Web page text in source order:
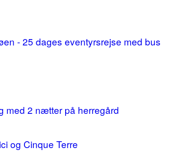
- 25 dages eventyrsrejse med bus
med 2 nætter på herregård
og Cinque Terre